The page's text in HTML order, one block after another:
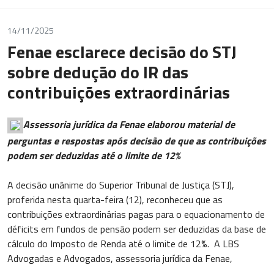
14/11/2025
Fenae esclarece decisão do STJ
sobre dedução do IR das
contribuições extraordinárias
Assessoria jurídica da Fenae elaborou material de
perguntas e respostas após decisão de que as contribuições
podem ser deduzidas até o limite de 12%
A decisão unânime do Superior Tribunal de Justiça (STJ),
proferida nesta quarta-feira (12), reconheceu que as
contribuições extraordinárias pagas para o equacionamento de
déficits em fundos de pensão podem ser deduzidas da base de
cálculo do Imposto de Renda até o limite de 12%. A LBS
Advogadas e Advogados, assessoria jurídica da Fenae,